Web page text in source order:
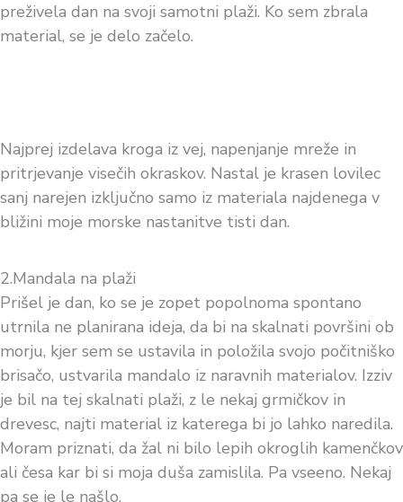
preživela dan na svoji samotni plaži. Ko sem zbrala
material, se je delo začelo.
Najprej izdelava kroga iz vej, napenjanje mreže in
pritrjevanje visečih okraskov. Nastal je krasen lovilec
sanj narejen izključno samo iz materiala najdenega v
bližini moje morske nastanitve tisti dan.
2.Mandala na plaži
Prišel je dan, ko se je zopet popolnoma spontano
utrnila ne planirana ideja, da bi na skalnati površini ob
morju, kjer sem se ustavila in položila svojo počitniško
brisačo, ustvarila mandalo iz naravnih materialov. Izziv
je bil na tej skalnati plaži, z le nekaj grmičkov in
drevesc, najti material iz katerega bi jo lahko naredila.
Moram priznati, da žal ni bilo lepih okroglih kamenčkov
ali česa kar bi si moja duša zamislila. Pa vseeno. Nekaj
pa se je le našlo.